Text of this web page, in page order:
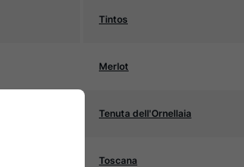
Tintos
Merlot
Tenuta dell'Ornellaia
Toscana